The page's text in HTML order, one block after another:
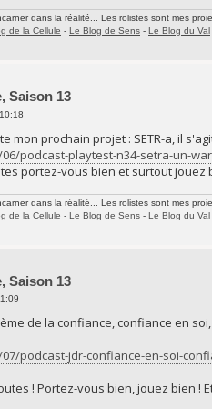
dans la réalité... Les rolistes sont mes
de la Cellule - Le Blog de Sens - Le Blog du Val
Saison 13
mon prochain projet : SETR-a, il
podcast-playtest-n34-setra-un-
portez-vous bien et surtout jouez
dans la réalité... Les rolistes sont mes
de la Cellule - Le Blog de Sens - Le Blog du Val
Saison 13
de la confiance, confiance en
podcast-jdr-confiance-en-soi-
! Portez-vous bien, jouez bien !